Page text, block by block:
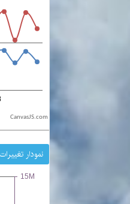
CanvasJS.com
نمودار